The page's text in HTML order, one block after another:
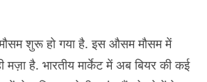
शुरू हो गया है. इस औसम मौसम में
मज़ा है. भारतीय मार्केट में अब बियर की कई